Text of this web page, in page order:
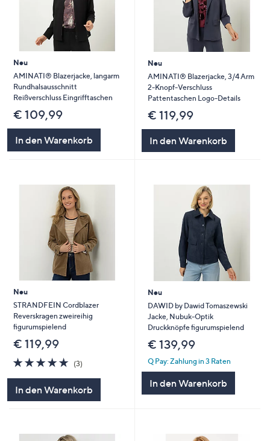
Neu
AMINATI® Blazerjacke, langarm
Rundhalsausschnitt
Reißverschluss Eingrifftaschen
€ 109,99
In den Warenkorb
Neu
AMINATI® Blazerjacke, 3/4 Arm
2-Knopf-Verschluss
Pattentaschen Logo-Details
€ 119,99
In den Warenkorb
Neu
STRANDFEIN Cordblazer
Reverskragen zweireihig
figurumspielend
€ 119,99
4.7
von
(3)
In den Warenkorb
Neu
DAWID by Dawid Tomaszewski
Jacke, Nubuk-Optik
Druckknöpfe figurumspielend
€ 139,99
Q Pay: Zahlung in 3 Raten
In den Warenkorb